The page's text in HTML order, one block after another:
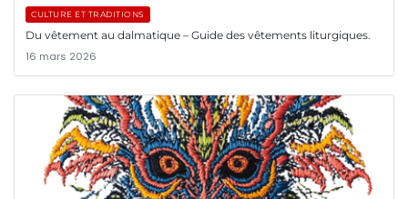
CULTURE ET TRADITIONS
Du vêtement au dalmatique – Guide des vêtements liturgiques.
16 mars 2026